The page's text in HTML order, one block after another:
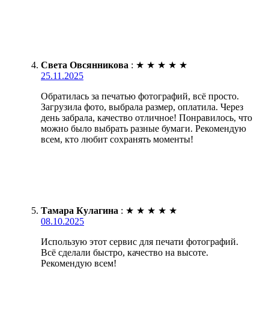
Света Овсянникова : ★ ★ ★ ★ ★
25.11.2025
Обратилась за печатью фотографий, всё просто.
Загрузила фото, выбрала размер, оплатила. Через
день забрала, качество отличное! Понравилось, что
можно было выбрать разные бумаги. Рекомендую
всем, кто любит сохранять моменты!
Тамара Кулагина : ★ ★ ★ ★ ★
08.10.2025
Использую этот сервис для печати фотографий.
Всё сделали быстро, качество на высоте.
Рекомендую всем!